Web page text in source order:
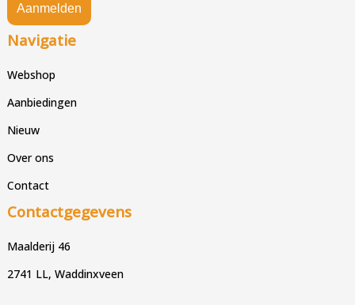
Aanmelden
Navigatie
Webshop
Aanbiedingen
Nieuw
Over ons
Contact
Contactgegevens
Maalderij 46
2741 LL, Waddinxveen